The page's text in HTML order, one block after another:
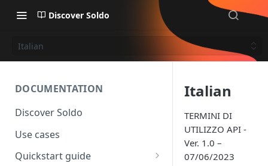
Discover Soldo
Italian
DOCUMENTATION
Discover Soldo
Use cases
Quickstart guide
Italian
TERMINI DI
UTILIZZO API -
Ver. 1.0 –
07/06/2023